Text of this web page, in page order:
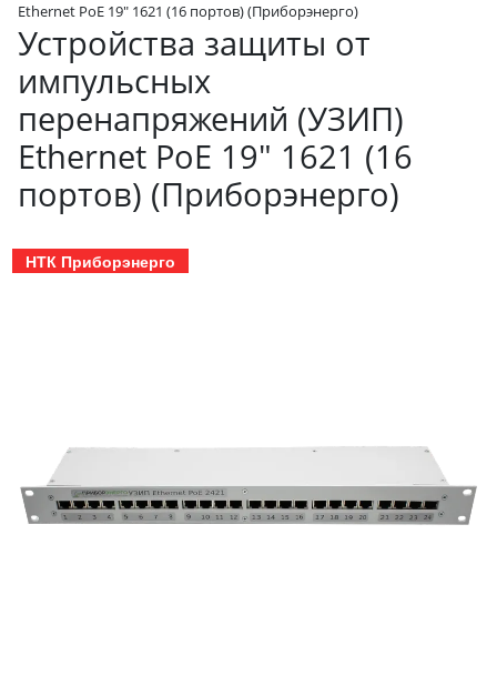
Ethernet PoE 19" 1621 (16 портов) (Приборэнерго)
Устройства защиты от
импульсных
перенапряжений (УЗИП)
Ethernet PoE 19" 1621 (16
портов) (Приборэнерго)
НТК Приборэнерго